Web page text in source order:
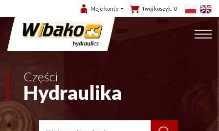
Moje konto Twój koszyk: 0
Części
Hydraulika